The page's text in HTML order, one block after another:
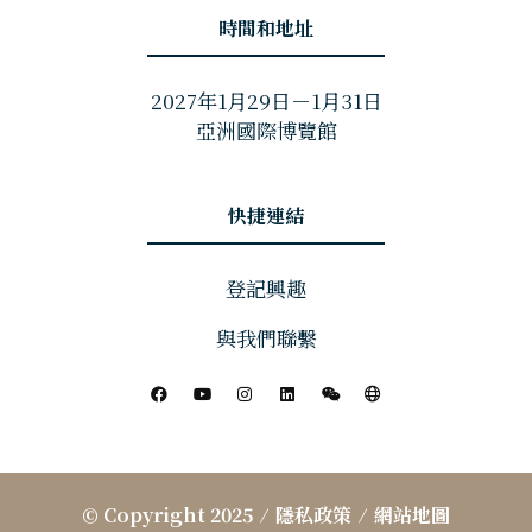
時間和地址
2027年1月29日－1月31日
亞洲國際博覽館
快捷連結
登記興趣
與我們聯繫
© Copyright 2025 隱私政策 網站地圖